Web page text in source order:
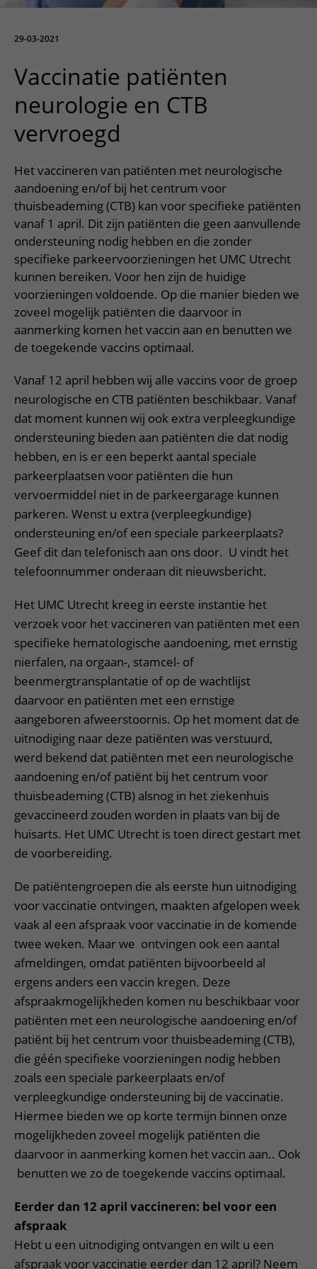
Onderzoeken en diagnostiek
Bloedprikken
Wachttijden
Wijzigen patiëntgegevens
Mijn UMC Utrecht patiëntportaal
Faciliteiten en voorzieningen
Bezoekregels
Parkeren
Wegwijs in het ziekenhuis
Contact met verpleegafdeling
Het Wilhelmina Kinderziekenhuis
Diagnostiek aanvragen
Zorgverlenersportaal
Onderwijs
Werken bij het UMC Utrecht
29-03-2021
Vaccinatie patiënten
neurologie en CTB
vervroegd
Het vaccineren van patiënten met neurologische
aandoening en/of bij het centrum voor
thuisbeademing (CTB) kan voor specifieke patiënten
vanaf 1 april. Dit zijn patiënten die geen aanvullende
ondersteuning nodig hebben en die zonder
specifieke parkeervoorzieningen het UMC Utrecht
kunnen bereiken. Voor hen zijn de huidige
voorzieningen voldoende. Op die manier bieden we
zoveel mogelijk patiënten die daarvoor in
aanmerking komen het vaccin aan en benutten we
de toegekende vaccins optimaal.
Vanaf 12 april hebben wij alle vaccins voor de groep
neurologische en CTB patiënten beschikbaar. Vanaf
dat moment kunnen wij ook extra verpleegkundige
ondersteuning bieden aan patiënten die dat nodig
hebben, en is er een beperkt aantal speciale
parkeerplaatsen voor patiënten die hun
vervoermiddel niet in de parkeergarage kunnen
parkeren. Wenst u extra (verpleegkundige)
ondersteuning en/of een speciale parkeerplaats?
Geef dit dan telefonisch aan ons door. U vindt het
telefoonnummer onderaan dit nieuwsbericht.
Het UMC Utrecht kreeg in eerste instantie het
verzoek voor het vaccineren van patiënten met een
specifieke hematologische aandoening, met ernstig
nierfalen, na orgaan-, stamcel- of
beenmergtransplantatie of op de wachtlijst
daarvoor en patiënten met een ernstige
aangeboren afweerstoornis. Op het moment dat de
uitnodiging naar deze patiënten was verstuurd,
werd bekend dat patiënten met een neurologische
aandoening en/of patiënt bij het centrum voor
thuisbeademing (CTB) alsnog in het ziekenhuis
gevaccineerd zouden worden in plaats van bij de
huisarts. Het UMC Utrecht is toen direct gestart met
de voorbereiding.
De patiëntengroepen die als eerste hun uitnodiging
voor vaccinatie ontvingen, maakten afgelopen week
vaak al een afspraak voor vaccinatie in de komende
twee weken. Maar we ontvingen ook een aantal
afmeldingen, omdat patiënten bijvoorbeeld al
ergens anders een vaccin kregen. Deze
afspraakmogelijkheden komen nu beschikbaar voor
patiënten met een neurologische aandoening en/of
patiënt bij het centrum voor thuisbeademing (CTB),
die géén specifieke voorzieningen nodig hebben
zoals een speciale parkeerplaats en/of
verpleegkundige ondersteuning bij de vaccinatie.
Hiermee bieden we op korte termijn binnen onze
mogelijkheden zoveel mogelijk patiënten die
daarvoor in aanmerking komen het vaccin aan.. Ook
benutten we zo de toegekende vaccins optimaal.
Eerder dan 12 april vaccineren: bel voor een
afspraak
Hebt u een uitnodiging ontvangen en wilt u een
afspraak voor vaccinatie eerder dan 12 april? Neem